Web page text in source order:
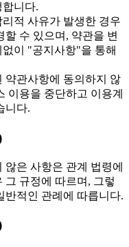
합니다.
적 사유가 발생한 경우
할 수 있으며, 약관을 변
이 "공지사항"을 통해
관사항에 동의하지 않
이용을 중단하고 이용계
니다.
않은 사항은 관계 법령에
그 규정에 따르며, 그렇
반적인 관례에 따릅니다.